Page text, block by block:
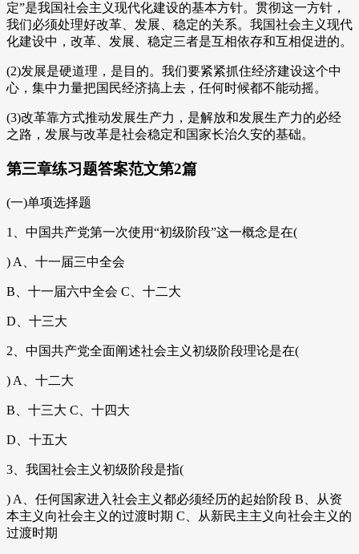
定”是我国社会主义现代化建设的基本方针。贯彻这一方针，
我们必须处理好改革、发展、稳定的关系。我国社会主义现代
化建设中，改革、发展、稳定三者是互相依存和互相促进的。
(2)发展是硬道理，是目的。我们要紧紧抓住经济建设这个中
心，集中力量把国民经济搞上去，任何时候都不能动摇。
(3)改革靠方式推动发展生产力，是解放和发展生产力的必经
之路，发展与改革是社会稳定和国家长治久安的基础。
第三章练习题答案范文第2篇
(一)单项选择题
1、中国共产党第一次使用“初级阶段”这一概念是在(
) A、十一届三中全会
B、十一届六中全会 C、十二大
D、十三大
2、中国共产党全面阐述社会主义初级阶段理论是在(
) A、十二大
B、十三大 C、十四大
D、十五大
3、我国社会主义初级阶段是指(
) A、任何国家进入社会主义都必须经历的起始阶段 B、从资
本主义向社会主义的过渡时期 C、从新民主主义向社会主义的
过渡时期